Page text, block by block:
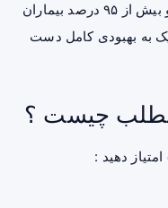
جراحی آخرین راهکار محسوب می‌شود و بیش از ۹۵ درصد بیماران
به بهبودی کامل دست
مطلب چیست ؟